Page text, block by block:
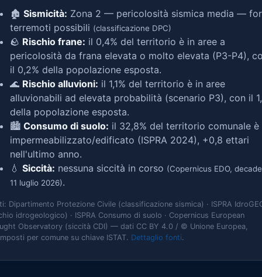
🏚️ Sismicità: Zona 2 — pericolosità sismica media —
terremoti possibili (classificazione DPC)
🪨 Rischio frane: il 0,4% del territorio è in aree a
pericolosità da frana elevata o molto elevata (P3-P4),
il 0,2% della popolazione esposta.
🌊 Rischio alluvioni: il 1,1% del territorio è in aree
alluvionabili ad elevata probabilità (scenario P3), con il
della popolazione esposta.
🏙️ Consumo di suolo: il 32,8% del territorio comunale è
impermeabilizzato/edificato (ISPRA 2024), +0,8 ettari
nell'ultimo anno.
💧 Siccità: nessuna siccità in corso (Copernicus EDO,
11 luglio 2026).
Dipartimento Protezione Civile (classificazione sismica) · ISPRA
idrogeologico) · ISPRA Consumo di suolo · Copernicus European
Observatory (siccità CDI) — dati CC BY 4.0 / © Unione Europea,
per comune su chiave ISTAT. Dettaglio fonti.